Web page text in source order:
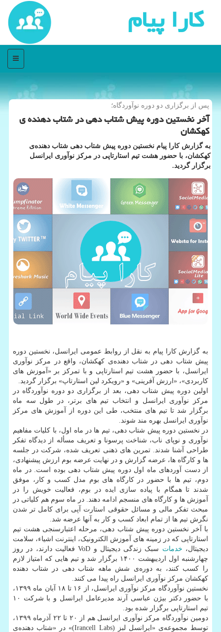
كارا پیام
منو
پس از برگزاری دو دوره نوآوردگاه؛
آخر نخستین دوره پیش شتاب دهی در شتاب دهنده ی
كهكشان
به گزارش کارا پیام نخستین دوره پیش شتاب دهی شتاب دهنده‌ی
کهکشان، با حضور هشت تیم استارتاپی در مرکز نوآوری ایرانسل
برگزار گردید.
به گزارش کارا پیام به نقل از روابط عمومی ایرانسل، نخستین دوره
پیش شتاب دهی در شتاب دهنده‌ی کهکشان، واقع در مرکز نوآوری
ایرانسل، با حضور هشت تیم استارتاپی و با تمرکز بر «آموزش های
کاربردی»، «ارزش آفرینی» و «رویکرد لین استارتاپ» برگزار گردید.
اولین دوره پیش شتاب دهی، بعد از برگزاری دو دوره نوآوردگاه در
مرکز نوآوری ایرانسل و انتخاب تیم های برتر، در طول سه ماه
برگزار شد تا تیم های منتخب، طی این دوره از آموزش های مرکز
نوآوری ایرانسل بهره مند شوند.
در نخستین دوره پیش شتاب دهی، تیم ها در ماه اول، با کلیات مفاهیم
نوآوری و نوپای ناب، شناخت پرسونا و تعریف مسأله از دیدگاه تفکر
طراحی آشنا شدند. تمرین های ذهنی تعریف شده، شرکت در جلسه
ها و کارگاه ها، عرضه گزارش و در نهایت عرضه بوم ارزش پیشنهادی،
از دست آوردهای ماه اول دوره پیش شتاب دهی بوده است. در ماه
دوم، تیم ها با حضور در کارگاه های بوم مدل کسب و کار، موفق
شدند تا همگام با پیاده سازی ایده در بوم، فعالیت خویش را در
آموزش ها و کارگاه های منسجم ادامه دهند. در ماه سوم هم کلیاتی در
مبحث تفکر مالی و مسائل حقوقی استارت آپی برای کامل تر شدن
نگرش تیم ها از تمام ابعاد کسب و کار به آنها عرضه شد.
با آخر نخستین دوره پیش شتاب دهی، مرحله اعتبارسنجی هشت تیم
استارتاپی که در زمینه های آموزش الکترونیک، اینترنت اشیاء، سلامت
دیجیتال، خدمات
سبک زندگی دیجیتال و VoD فعالیت دارند، در روز
چهارشنبه اول اردیبهشت ۱۴۰۰ برگزار شد و تیم هایی که امتیاز لازم
را کسب کنند، به دوره‌ی شش ماهه شتاب دهی در شتاب دهنده
کهکشان مرکز نوآوری ایرانسل راه پیدا می کنند.
نخستین نوآوردگاه مرکز نوآوری ایرانسل، از ۱۶ تا ۱۸ آبان ماه ۱۳۹۹،
با حضور دکتر بیژن عباسی آرند مدیرعامل ایرانسل و با شرکت ۱۰
تیم استارتاپی برگزار شده بود.
دومین نوآوردگاه مرکز نوآوری ایرانسل هم از ۲۰ تا ۲۲ آذرماه ۱۳۹۹،
توسط مجموعه‌ی «ایرانسل لبز (Irancell Labs)» در «شتاب دهنده‌ی